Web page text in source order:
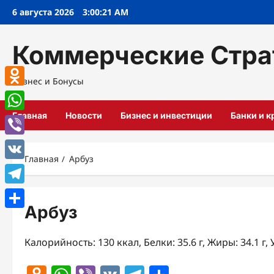
Перейти
6 августа 2026 3:00:21 AM
Коммерческие
Бизнес и Бонусы
Главная Новости Бизнес и инвестиции Банки и
Главная Арбуз
Арбуз
Калорийность: 130 ккал, Белки: 35.6 г, Жиры: 34.1 г,
Odnoklassniki
WhatsApp
Viber
VK
Telegram
Отправить